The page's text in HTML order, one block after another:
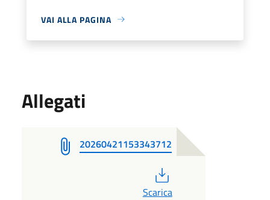
VAI ALLA PAGINA
Allegati
20260421153343712
Scarica